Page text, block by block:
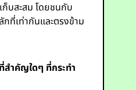
ก็บสะสม โดยชนกับ
ที่เท่ากันและตรงข้าม
สำคัญใดๆ ที่กระทำ